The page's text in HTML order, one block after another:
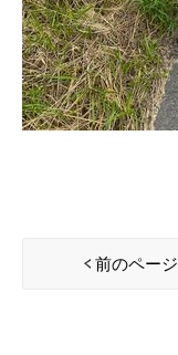
前のページ